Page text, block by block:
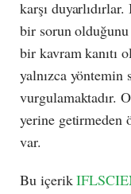
karşı
bir sorun olduğunu
bir kavram kanıtı
yalnızca yöntemin
vurgulamaktadır.
yerine getirmeden
var.
Bu içerik